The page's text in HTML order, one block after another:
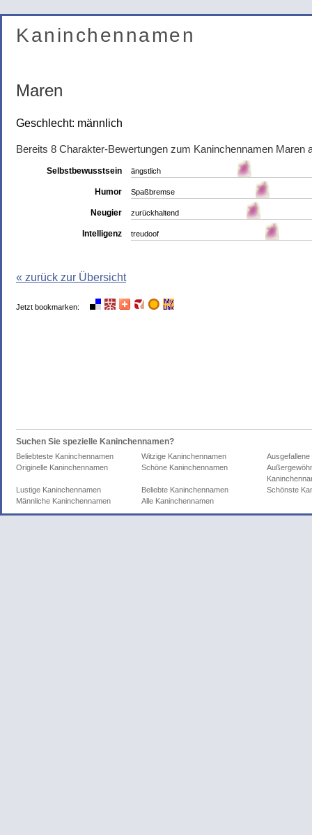
Kaninchennamen
Maren
Geschlecht: männlich
Bereits 8 Charakter-Bewertungen zum Kaninchennamen Maren
Selbstbewusstsein ängstlich
Humor Spaßbremse
Neugier zurückhaltend
Intelligenz treudoof
« zurück zur Übersicht
Jetzt bookmarken:
Suchen Sie spezielle Kaninchennamen?
Beliebteste Kaninchennamen Witzige Kaninchennamen
Originelle Kaninchennamen
Schöne Kaninchennamen
Lustige Kaninchennamen
Beliebte Kaninchennamen
Schönste
Männliche Kaninchennamen
Alle Kaninchennamen